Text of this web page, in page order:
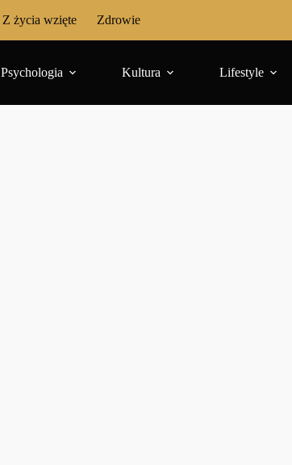
Z życia wzięte Zdrowie
Psychologia Kultura Lifestyle